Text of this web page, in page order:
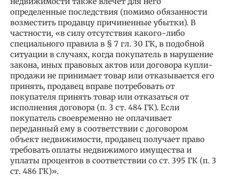
определенные последствия (помимо обязанности
возместить продавцу причиненные убытки). В
частности, «в силу отсутствия какого-либо
специального правила в § 7 гл. 30 ГК, в подобной
ситуации в случаях, когда покупатель в нарушение
закона, иных правовых актов или договора купли-
продажи не принимает товар или отказывается его
принять, продавец вправе потребовать от
покупателя принять товар или отказаться от
исполнения договора (п. 3 ст. 484 ГК). Если
покупатель своевременно не оплачивает
переданный ему в соответствии с договором
объект недвижимости, продавец получает право
требовать оплаты недвижимого имущества и
уплаты процентов в соответствии со ст. 395 ГК (п. 3
ст. 486 ГК)».